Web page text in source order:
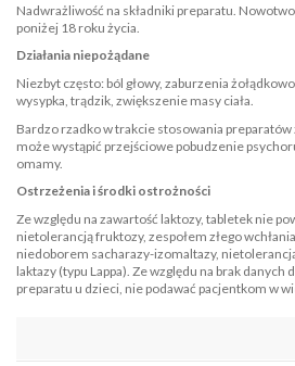
Nadwrażliwość na składniki preparatu.
poniżej 18 roku życia.
Działania niepożądane
Niezbyt często: ból głowy, zaburzenia
wysypka, trądzik, zwiększenie masy ciała.
Bardzo rzadko w trakcie stosowania
może wystąpić przejściowe pobudzenie
omamy.
Ostrzeżenia i środki ostrożności
Ze względu na zawartość laktozy, tabletek nie
nietolerancją fruktozy, zespołem złego
niedoborem sacharazy-izomaltazy,
laktazy (typu Lappa). Ze względu na brak danych
preparatu u dzieci, nie podawać pacjentkom w